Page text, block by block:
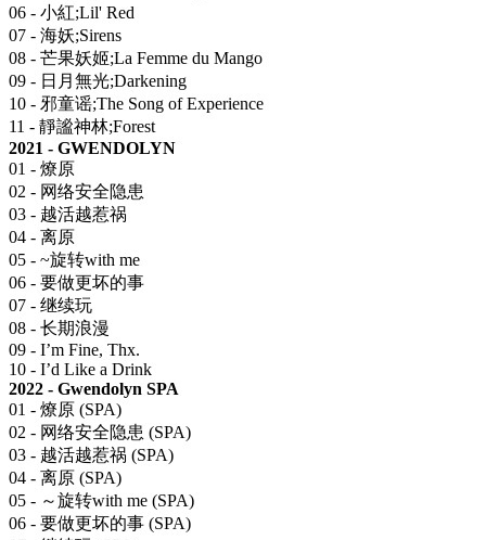
06 - 小紅;Lil' Red
07 - 海妖;Sirens
08 - 芒果妖姬;La Femme du Mango
09 - 日月無光;Darkening
10 - 邪童谣;The Song of Experience
11 - 靜謐神林;Forest
2021 - GWENDOLYN
01 - 燎原
02 - 网络安全隐患
03 - 越活越惹祸
04 - 离原
05 - ~旋转with me
06 - 要做更坏的事
07 - 继续玩
08 - 长期浪漫
09 - I’m Fine, Thx.
10 - I’d Like a Drink
2022 - Gwendolyn SPA
01 - 燎原 (SPA)
02 - 网络安全隐患 (SPA)
03 - 越活越惹祸 (SPA)
04 - 离原 (SPA)
05 - ～旋转with me (SPA)
06 - 要做更坏的事 (SPA)